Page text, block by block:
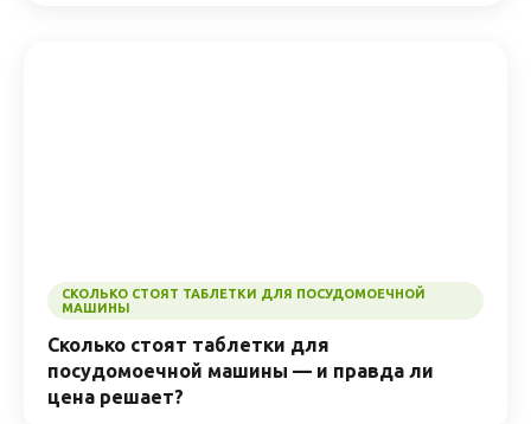
СКОЛЬКО СТОЯТ ТАБЛЕТКИ ДЛЯ ПОСУДОМОЕЧНОЙ
МАШИНЫ
Сколько стоят таблетки для
посудомоечной машины — и правда ли
цена решает?